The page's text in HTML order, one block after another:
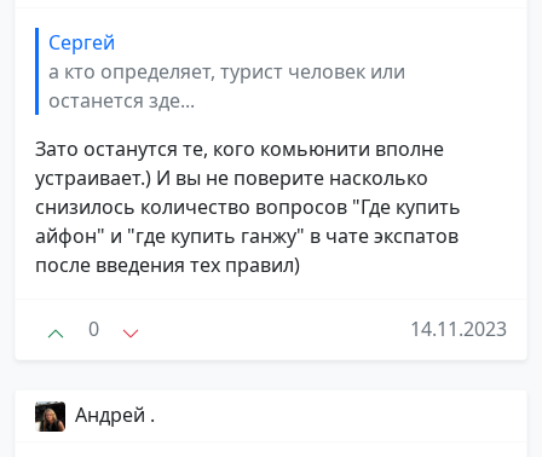
Сергей
а кто определяет, турист человек или
останется зде...
Зато останутся те, кого комьюнити вполне
устраивает.) И вы не поверите насколько
снизилось количество вопросов "Где купить
айфон" и "где купить ганжу" в чате экспатов
после введения тех правил)
0 14.11.2023
Андрей .